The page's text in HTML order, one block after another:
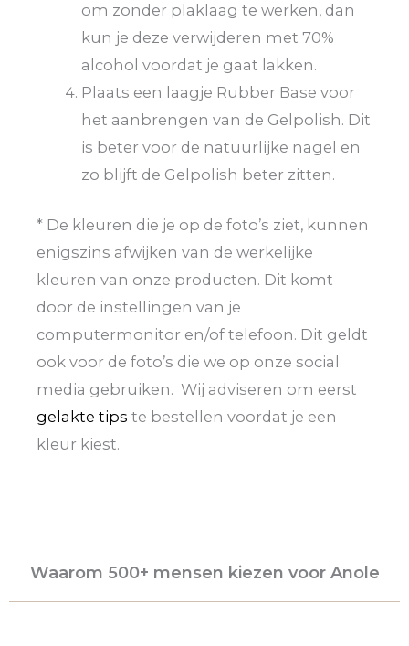
om zonder plaklaag te werken, dan
kun je deze verwijderen met 70%
alcohol voordat je gaat lakken.
Plaats een laagje Rubber Base voor
het aanbrengen van de Gelpolish. Dit
is beter voor de natuurlijke nagel en
zo blijft de Gelpolish beter zitten.
* De kleuren die je op de foto’s ziet, kunnen
enigszins afwijken van de werkelijke
kleuren van onze producten. Dit komt
door de instellingen van je
computermonitor en/of telefoon. Dit geldt
ook voor de foto’s die we op onze social
media gebruiken. Wij adviseren om eerst
gelakte tips te bestellen voordat je een
kleur kiest.
Waarom 500+ mensen kiezen voor Anole